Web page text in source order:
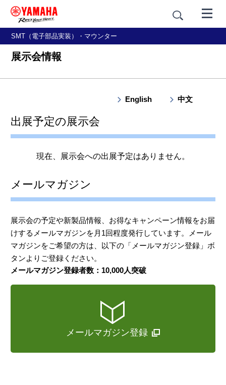
SMT（電子部品実装）・マウンター
展示会情報
English 中文
出展予定の展示会
現在、展示会への出展予定はありません。
メールマガジン
展示会の予定や新製品情報、お得なキャンペーン情報をお届
けするメールマガジンを月1回程度発行しています。メール
マガジンをご希望の方は、以下の「メールマガジン登録」ボ
タンよりご登録ください。
メールマガジン登録者数：10,000人突破
メールマガジン登録